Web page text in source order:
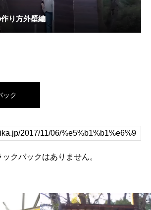
り方外壁編
ック
クバックはありません。